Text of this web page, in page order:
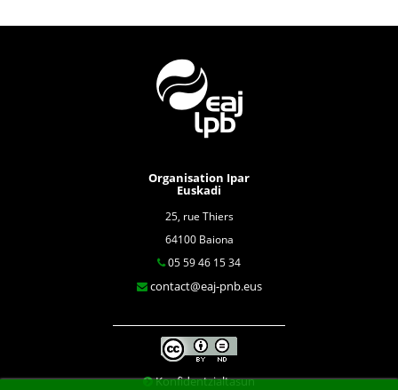
Organisation Ipar
Euskadi
25, rue Thiers
64100 Baiona
05 59 46 15 34
contact@eaj-pnb.eus
Konfidentzialtasun